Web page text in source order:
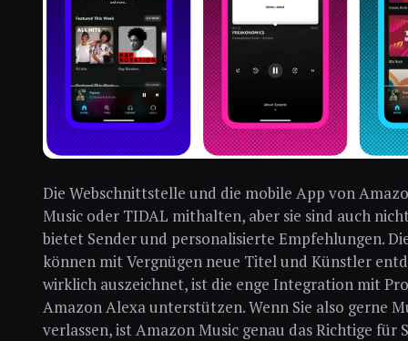
Die Webschnittstelle und die mobile App von
Music oder TIDAL mithalten, aber sie sind auch
bietet Sender und personalisierte Empfehlungen.
können mit Vergnügen neue Titel und Künstler
wirklich auszeichnet, ist die enge Integration mit
Amazon Alexa unterstützen. Wenn Sie also gerne
verlassen, ist Amazon Music genau das Richtige für